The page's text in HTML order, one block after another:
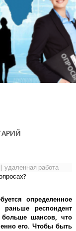
удаленная работа
определенное
раньше респондент
больше шансов, что
его.Чтобы быть